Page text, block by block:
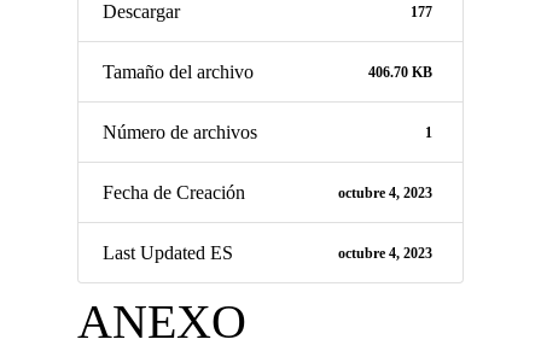
Descargar 177
Tamaño del archivo 406.70 KB
Número de archivos 1
Fecha de Creación octubre 4, 2023
Last Updated ES octubre 4, 2023
ANEXO